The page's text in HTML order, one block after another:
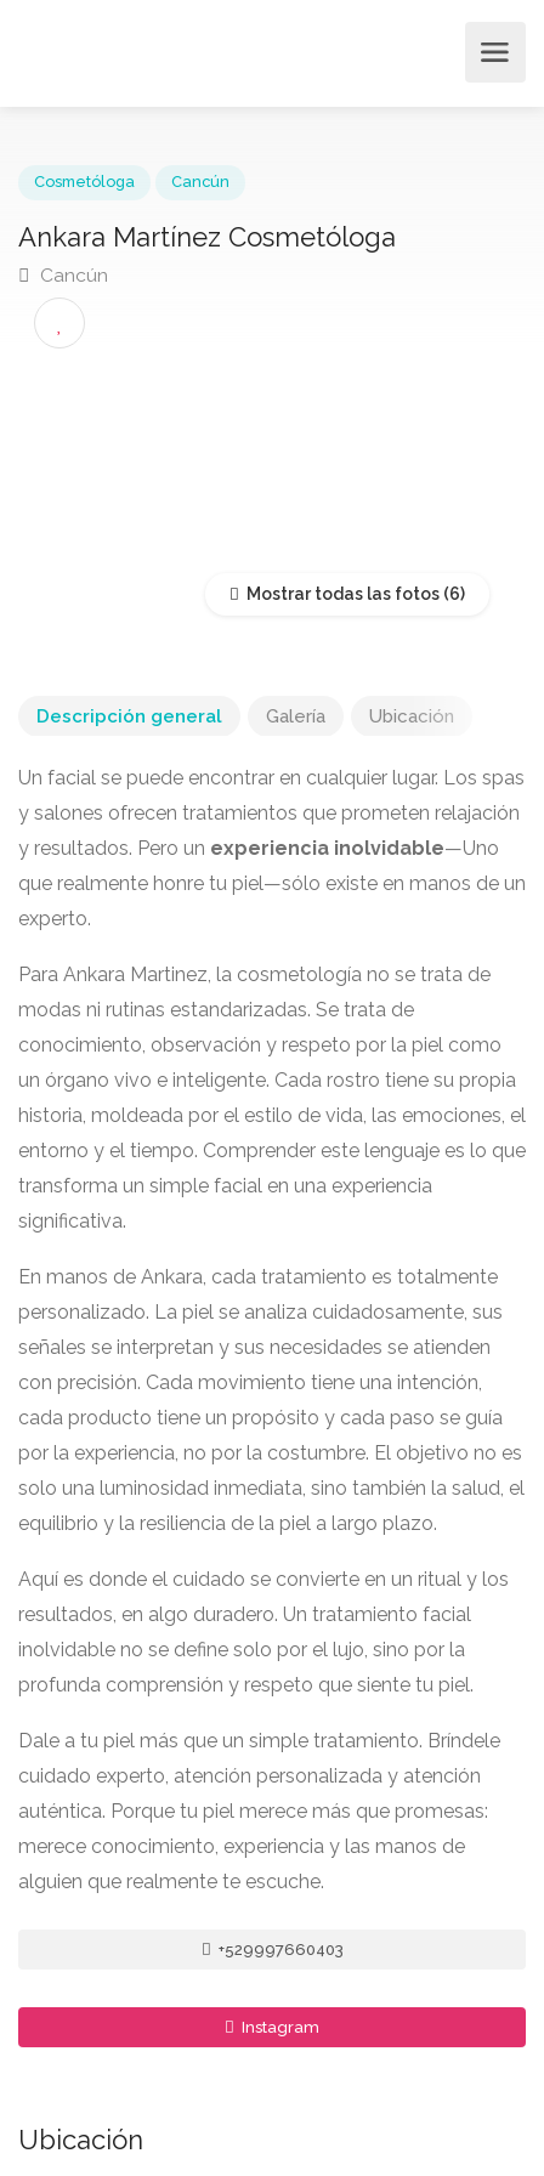
Ankara Martínez Cosmetóloga
Cancún
Mostrar todas las fotos
Descripción general Galería Ubicación
Un facial se puede encontrar en cualquier lugar. Los spas
y salones ofrecen tratamientos que prometen relajación
y resultados. Pero un experiencia inolvidable—Uno
que realmente honre tu piel—sólo existe en manos de un
experto.
Para Ankara Martinez, la cosmetología no se trata de
modas ni rutinas estandarizadas. Se trata de
conocimiento, observación y respeto por la piel como
un órgano vivo e inteligente. Cada rostro tiene su propia
historia, moldeada por el estilo de vida, las emociones, el
entorno y el tiempo. Comprender este lenguaje es lo que
transforma un simple facial en una experiencia
significativa.
En manos de Ankara, cada tratamiento es totalmente
personalizado. La piel se analiza cuidadosamente, sus
señales se interpretan y sus necesidades se atienden
con precisión. Cada movimiento tiene una intención,
cada producto tiene un propósito y cada paso se guía
por la experiencia, no por la costumbre. El objetivo no es
solo una luminosidad inmediata, sino también la salud, el
equilibrio y la resiliencia de la piel a largo plazo.
Aquí es donde el cuidado se convierte en un ritual y los
resultados, en algo duradero. Un tratamiento facial
inolvidable no se define solo por el lujo, sino por la
profunda comprensión y respeto que siente tu piel.
Dale a tu piel más que un simple tratamiento. Bríndele
cuidado experto, atención personalizada y atención
auténtica. Porque tu piel merece más que promesas:
merece conocimiento, experiencia y las manos de
alguien que realmente te escuche.
+529997660403
Instagram
Ubicación